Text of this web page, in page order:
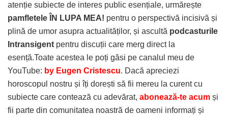
atenție subiecte de interes public esențiale, urmărește
pamfletele ÎN LUPA MEA! pentru o perspectivă incisivă și
plină de umor asupra actualităților, și ascultă podcasturile
Intransigent pentru discuții care merg direct la
esență.Toate acestea le poți găsi pe canalul meu de
YouTube: by Eugen Cristescu. Dacă apreciezi
horoscopul nostru și îți dorești să fii mereu la curent cu
subiecte care contează cu adevărat, abonează-te acum și
fii parte din comunitatea noastră de oameni informați și